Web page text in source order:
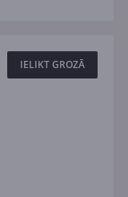
IELIKT GROZĀ